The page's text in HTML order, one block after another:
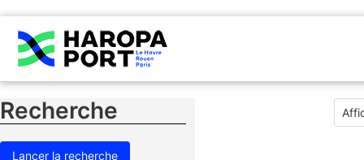
Recherche